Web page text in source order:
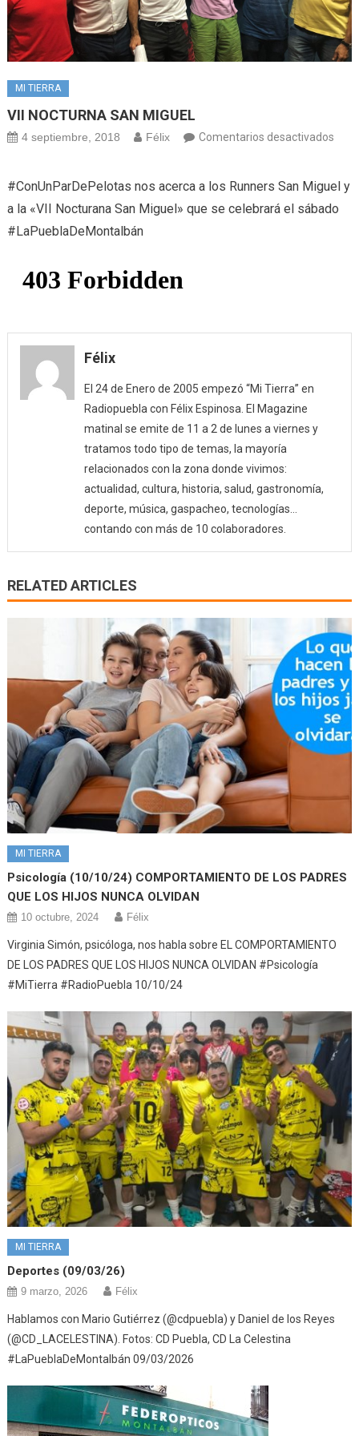
MI TIERRA
VII NOCTURNA SAN MIGUEL
4 septiembre, 2018 Félix Comentarios desactivadosen
SAN
#ConUnParDePelotas nos acerca a los Runners San Miguel y
a la «VII Nocturana San Miguel» que se celebrará el sábado
#LaPueblaDeMontalbán
Félix
El 24 de Enero de 2005 empezó “Mi Tierra” en
Radiopuebla con Félix Espinosa. El Magazine
matinal se emite de 11 a 2 de lunes a viernes y
tratamos todo tipo de temas, la mayoría
relacionados con la zona donde vivimos:
actualidad, cultura, historia, salud, gastronomía,
deporte, música, gaspacheo, tecnologías…
contando con más de 10 colaboradores.
RELATED ARTICLES
MI TIERRA
Psicología (10/10/24) COMPORTAMIENTO DE LOS PADRES
QUE LOS HIJOS NUNCA OLVIDAN
10 octubre, 2024 Félix
Virginia Simón, psicóloga, nos habla sobre EL COMPORTAMIENTO
DE LOS PADRES QUE LOS HIJOS NUNCA OLVIDAN #Psicología
#MiTierra #RadioPuebla 10/10/24
MI TIERRA
Deportes (09/03/26)
9 marzo, 2026 Félix
Hablamos con Mario Gutiérrez (@cdpuebla) y Daniel de los Reyes
(@CD_LACELESTINA). Fotos: CD Puebla, CD La Celestina
#LaPueblaDeMontalbán 09/03/2026